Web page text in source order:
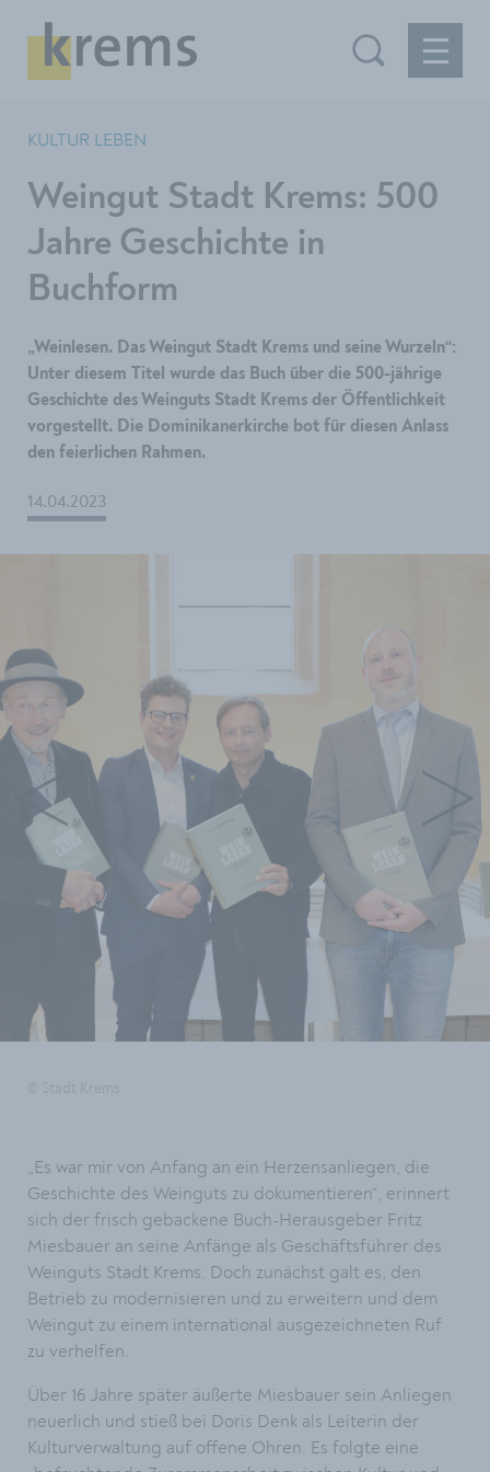
KULTUR LEBEN
Weingut Stadt Krems: 500
Jahre Geschichte in
Buchform
„Weinlesen. Das Weingut Stadt Krems und seine Wurzeln“:
Unter diesem Titel wurde das Buch über die 500-jährige
Geschichte des Weinguts Stadt Krems der Öffentlichkeit
vorgestellt. Die Dominikanerkirche bot für diesen Anlass
den feierlichen Rahmen.
14.04.2023
„Es war mir von Anfang an ein Herzensanliegen, die
Geschichte des Weinguts zu dokumentieren“, erinnert
sich der frisch gebackene Buch-Herausgeber Fritz
Miesbauer an seine Anfänge als Geschäftsführer des
Weinguts Stadt Krems. Doch zunächst galt es, den
Betrieb zu modernisieren und zu erweitern und dem
Weingut zu einem international ausgezeichneten Ruf
zu verhelfen.
Über 16 Jahre später äußerte Miesbauer sein Anliegen
neuerlich und stieß bei Doris Denk als Leiterin der
Kulturverwaltung auf offene Ohren. Es folgte eine